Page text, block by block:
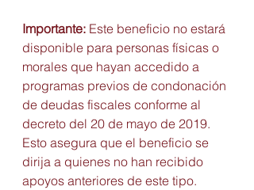
Importante: Este beneficio no estará
disponible para personas físicas o
morales que hayan accedido a
programas previos de condonación
de deudas fiscales conforme al
decreto del 20 de mayo de 2019.
Esto asegura que el beneficio se
dirija a quienes no han recibido
apoyos anteriores de este tipo.